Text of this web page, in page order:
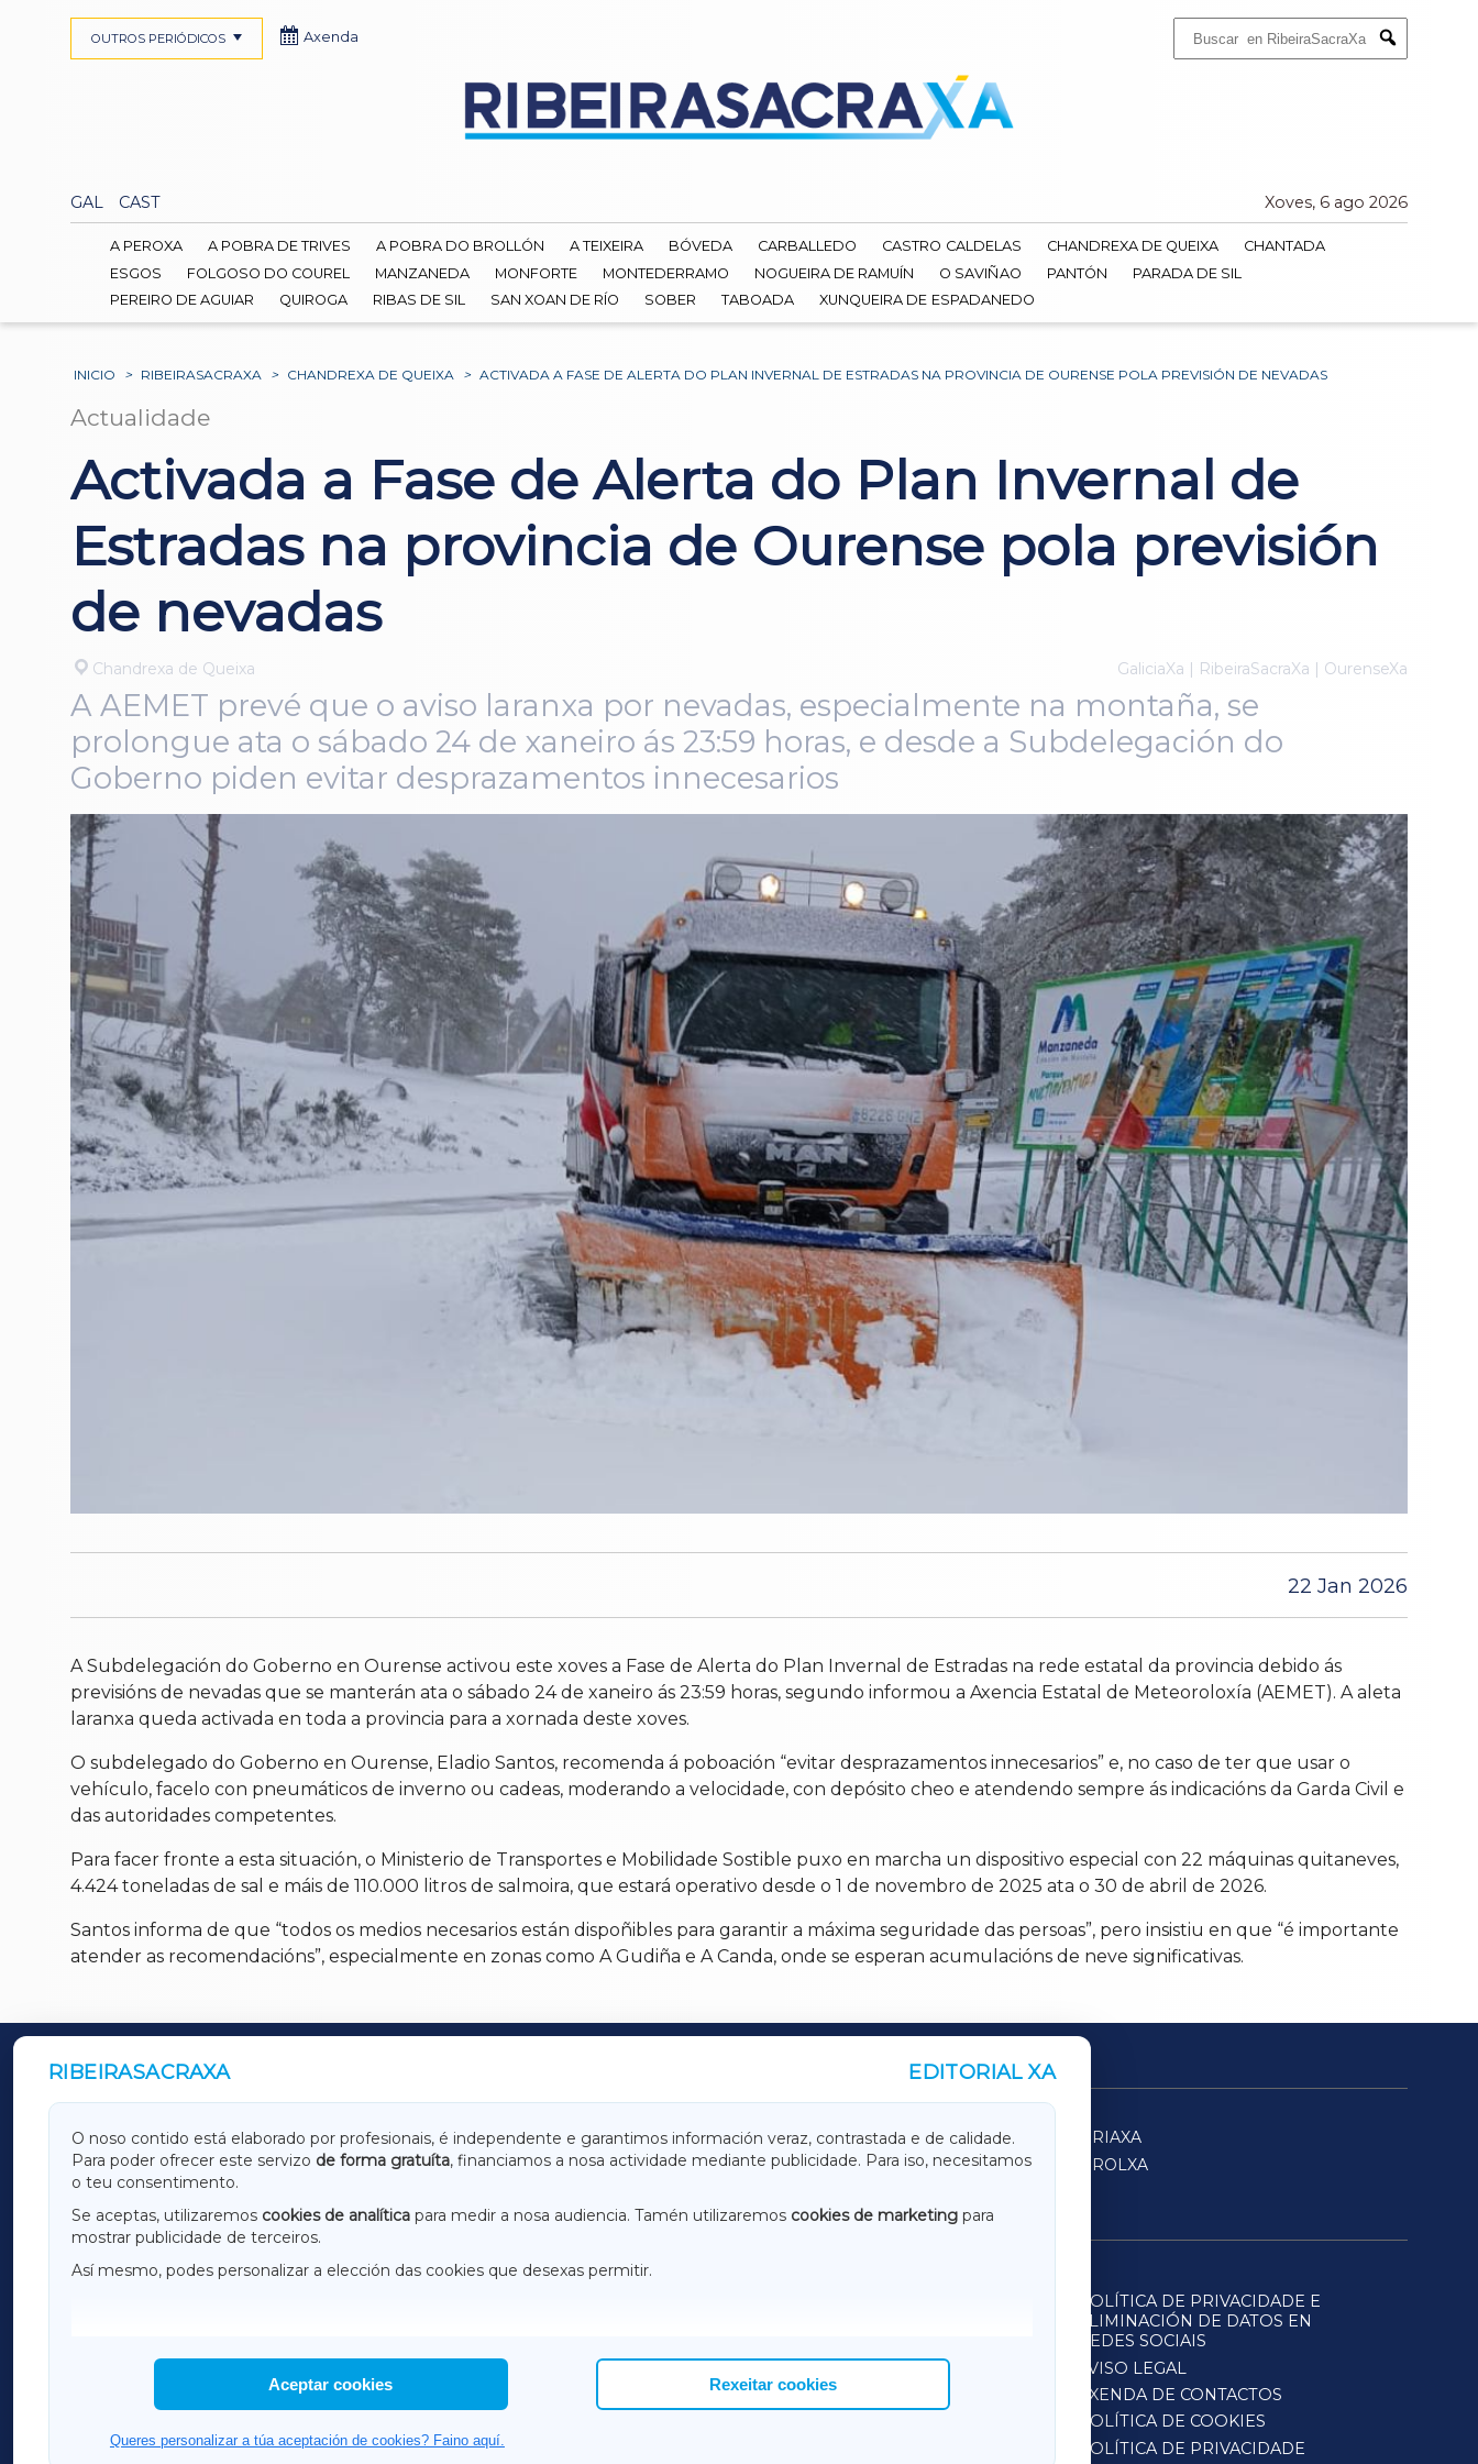
Submit
GAL CAST Xoves, 6 ago 2026
OUTROS PERIÓDICOS Axenda
A PEROXA A POBRA DE TRIVES A POBRA DO BROLLÓN A TEIXEIRA BÓVEDA CARBALLEDO CASTRO CALDELAS CHANDREXA DE QUEIXA
CHANTADA
ESGOS
FOLGOSO DO COUREL MANZANEDA MONFORTE MONTEDERRAMO NOGUEIRA DE RAMUÍN O SAVIÑAO PANTÓN
PARADA DE SIL
PEREIRO DE AGUIAR
QUIROGA RIBAS DE SIL SAN XOAN DE RÍO SOBER TABOADA XUNQUEIRA DE ESPADANEDO
INICIO > RIBEIRASACRAXA > CHANDREXA DE QUEIXA > ACTIVADA A FASE DE ALERTA DO PLAN INVERNAL DE ESTRADAS NA PROVINCIA DE OURENSE POLA PREVISIÓN DE NEVADAS
Actualidade
Activada a Fase de Alerta do Plan Invernal de
Estradas na provincia de Ourense pola previsión
de nevadas
Chandrexa de Queixa GaliciaXa | RibeiraSacraXa | OurenseXa
A AEMET prevé que o aviso laranxa por nevadas, especialmente na montaña, se
prolongue ata o sábado 24 de xaneiro ás 23:59 horas, e desde a Subdelegación do
Goberno piden evitar desprazamentos innecesarios
22 Jan 2026
A Subdelegación do Goberno en Ourense activou este xoves a Fase de Alerta do Plan Invernal de Estradas na rede estatal da provincia debido ás
previsións de nevadas que se manterán ata o sábado 24 de xaneiro ás 23:59 horas, segundo informou a Axencia Estatal de Meteoroloxía (AEMET). A aleta
laranxa queda activada en toda a provincia para a xornada deste xoves.
O subdelegado do Goberno en Ourense, Eladio Santos, recomenda á poboación “evitar desprazamentos innecesarios” e, no caso de ter que usar o
vehículo, facelo con pneumáticos de inverno ou cadeas, moderando a velocidade, con depósito cheo e atendendo sempre ás indicacións da Garda Civil e
das autoridades competentes.
Para facer fronte a esta situación, o Ministerio de Transportes e Mobilidade Sostible puxo en marcha un dispositivo especial con 22 máquinas quitaneves,
4.424 toneladas de sal e máis de 110.000 litros de salmoira, que estará operativo desde o 1 de novembro de 2025 ata o 30 de abril de 2026.
Santos informa de que “todos os medios necesarios están dispoñibles para garantir a máxima seguridade das persoas”, pero insistiu en que “é importante
atender as recomendacións”, especialmente en zonas como A Gudiña e A Canda, onde se esperan acumulacións de neve significativas.
RIBEIRASACRAXA EDITORIAL XA
O noso contido está elaborado por profesionais, é independente e garantimos información veraz, contrastada e de calidade.
Para poder ofrecer este servizo de forma gratuíta, financiamos a nosa actividade mediante publicidade. Para iso, necesitamos
o teu consentimento.
Se aceptas, utilizaremos cookies de analítica para medir a nosa audiencia. Tamén utilizaremos cookies de marketing para
mostrar publicidade de terceiros.
Así mesmo, podes personalizar a elección das cookies que desexas permitir.
Aceptar cookies Rexeitar cookies
Queres personalizar a túa aceptación de cookies? Faino aquí.
OUTROS PERIÓDICOS
GALICIAXA LUGOXA TERRACHAXA
SARRIAXA
AMARIÑAXA
RIBEIRASACRAXA ACORUÑAXA
FERROLXA
OURENSEXA
HEMEROTECA
POLÍTICA DE PRIVACIDADE E
ELIMINACIÓN DE DATOS EN
REDES SOCIAIS
AVISO LEGAL
AXENDA DE CONTACTOS
POLÍTICA DE COOKIES
POLÍTICA DE PRIVACIDADE